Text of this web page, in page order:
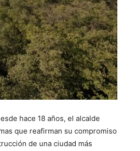
hace 18 años, el alcalde
que reafirman su compromiso
de una ciudad más